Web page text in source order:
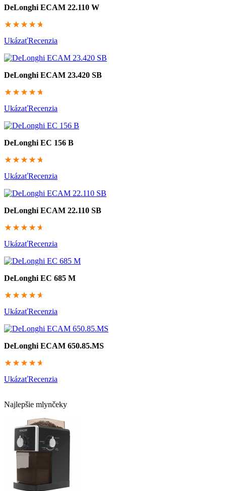
DeLonghi ECAM 22.110 W
94
UkázaťRecenzia
DeLonghi ECAM 23.420 SB
93.8
UkázaťRecenzia
DeLonghi EC 156 B
93.2
UkázaťRecenzia
DeLonghi ECAM 22.110 SB
92.6
UkázaťRecenzia
DeLonghi EC 685 M
92.4
UkázaťRecenzia
DeLonghi ECAM 650.85.MS
92.4
UkázaťRecenzia
Najlepšie mlynčeky